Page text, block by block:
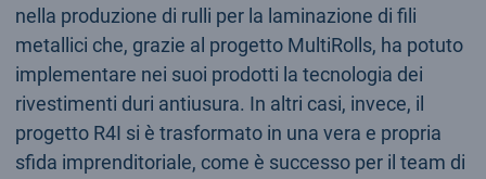
nella produzione di rulli per la laminazione di fili
metallici che, grazie al progetto MultiRolls, ha potuto
implementare nei suoi prodotti la tecnologia dei
rivestimenti duri antiusura. In altri casi, invece, il
progetto R4I si è trasformato in una vera e propria
sfida imprenditoriale, come è successo per il team di